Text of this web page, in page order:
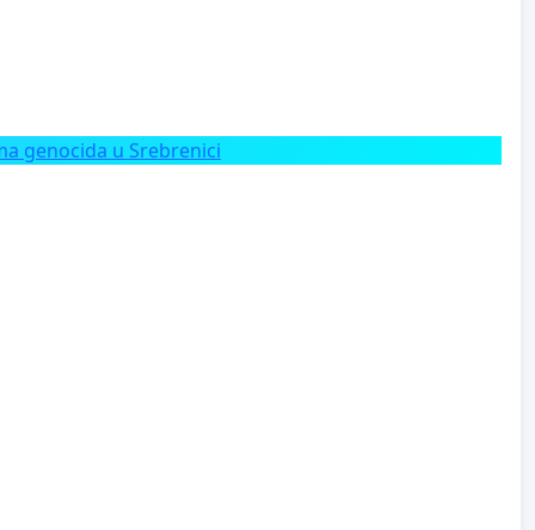
genocida u Srebrenici